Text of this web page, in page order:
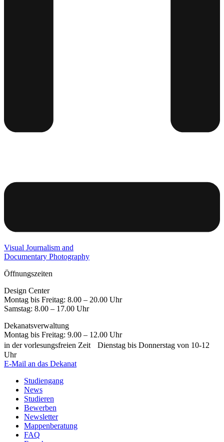
Visual Journalism and
Documentary Photography
Öffnungszeiten
Design Center
Montag bis Freitag: 8.00 – 20.00 Uhr
Samstag: 8.00 – 17.00 Uhr
Dekanatsverwaltung
Montag bis Freitag: 9.00 – 12.00 Uhr
in der vorlesungsfreien Zeit Dienstag bis Donnerstag von 10-12
Uhr
E-Mail an das Dekanat
Studiengang
News
Studieren
Bewerben
Newsletter
Mappenberatung
FAQ